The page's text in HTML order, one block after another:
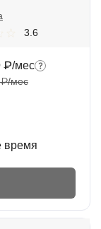
3.6
₽/мес
мес
время